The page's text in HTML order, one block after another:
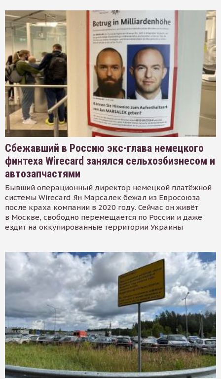
Сбежавший в Россию экс-глава немецкого
финтеха Wirecard занялся сельхозбизнесом и
автозапчастями
Бывший операционный директор немецкой платёжной
системы Wirecard Ян Марсалек бежал из Евросоюза
после краха компании в 2020 году. Сейчас он живёт
в Москве, свободно перемещается по России и даже
ездит на оккупированные территории Украины